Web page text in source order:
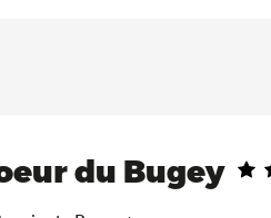
du Bugey